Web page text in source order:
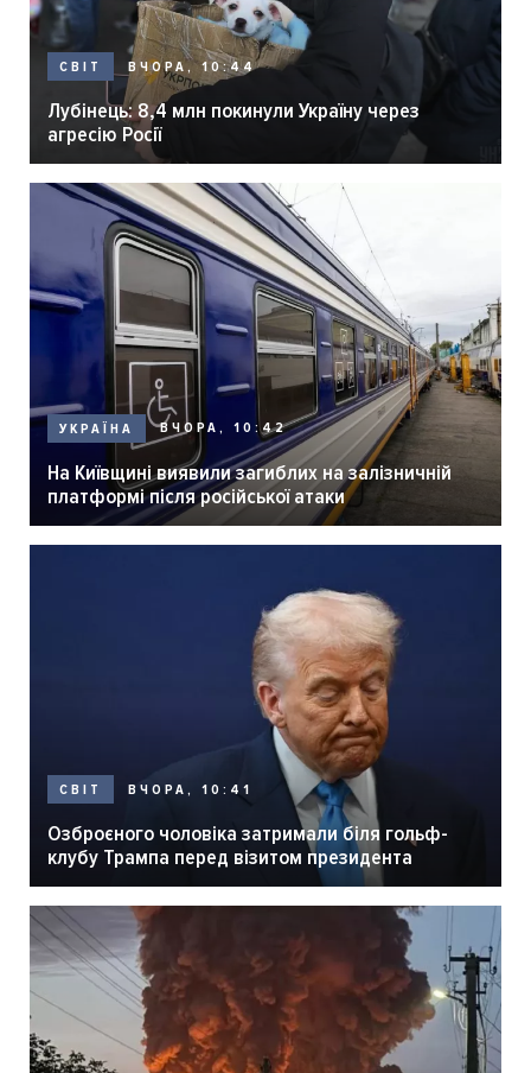
СВІТ ВЧОРА, 10:44
Лубінець: 8,4 млн покинули Україну через
агресію Росії
УКРАЇНА ВЧОРА, 10:42
На Київщині виявили загиблих на залізничній
платформі після російської атаки
СВІТ ВЧОРА, 10:41
Озброєного чоловіка затримали біля гольф-
клубу Трампа перед візитом президента